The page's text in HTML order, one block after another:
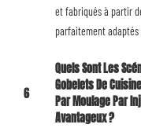
et fabriqués à partir
parfaitement
6
Quels Sont Les
Gobelets De
Par Moulage Par
Avantageux ?